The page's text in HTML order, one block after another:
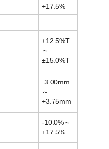
+17.5%
–
±12.5%T
～
±15.0%T
-3.00mm
～
+3.75mm
-10.0%～
+17.5%